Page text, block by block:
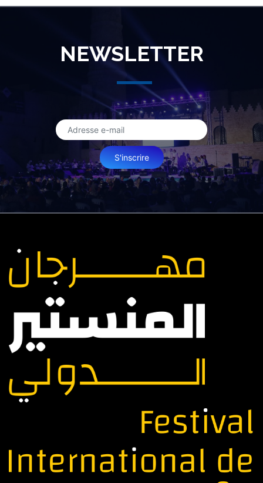
NEWSLETTER
S'inscrire